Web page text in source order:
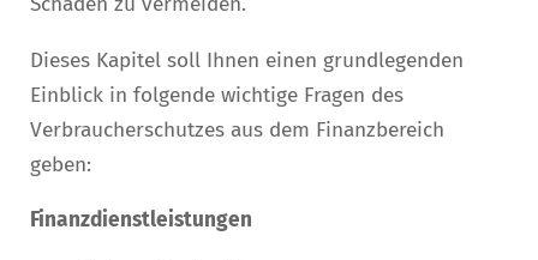
Dieses Kapitel soll Ihnen einen grundlegenden
Einblick in folgende wichtige Fragen des
Verbraucherschutzes aus dem Finanzbereich
geben:
Finanzdienstleistungen